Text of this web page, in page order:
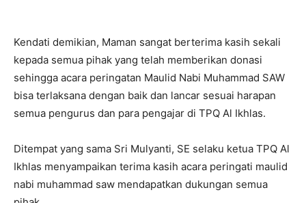
Kendati demikian, Maman sangat berterima kasih sekali
kepada semua pihak yang telah memberikan donasi
sehingga acara peringatan Maulid Nabi Muhammad SAW
bisa terlaksana dengan baik dan lancar sesuai harapan
semua pengurus dan para pengajar di TPQ Al Ikhlas.
Ditempat yang sama Sri Mulyanti, SE selaku ketua TPQ Al
Ikhlas menyampaikan terima kasih acara peringati maulid
nabi muhammad saw mendapatkan dukungan semua